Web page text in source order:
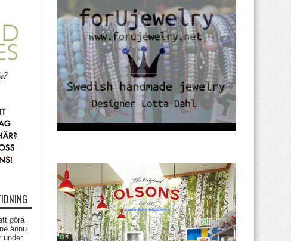
göra
ännu
under